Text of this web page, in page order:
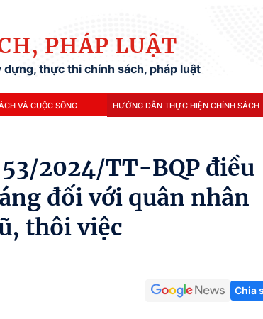
PHÁP LUẬT
dựng, thực thi chính sách, pháp luật
VÀ CUỘC SỐNG HƯỚNG DẪN THỰC HIỆN CHÍNH SÁCH
2024/TT-BQP điều
đối với quân nhân
thôi việc
Chia